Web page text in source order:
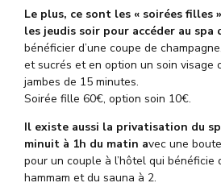
Le plus, ce sont les « soirées filles
les jeudis soir pour accéder au spa
bénéficier d’une coupe de
et sucrés et en option un soin visage
jambes de 15 minutes.
Soirée fille 60€, option soin 10€.
Il existe aussi la privatisation du
minuit à 1h du matin avec une
pour un couple à l’hôtel qui bénéficie
hammam et du sauna à 2.